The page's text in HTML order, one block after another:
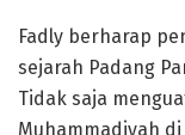
Fadly berharap
sejarah Padang
Tidak saja
Muhammadiyah